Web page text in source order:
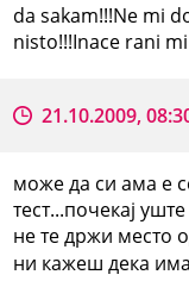
da sakam!!!Ne mi
nisto!!!Inace rani
21.10.2009,
може да си ама е
тест...почекај
не те држи место
ни кажеш дека